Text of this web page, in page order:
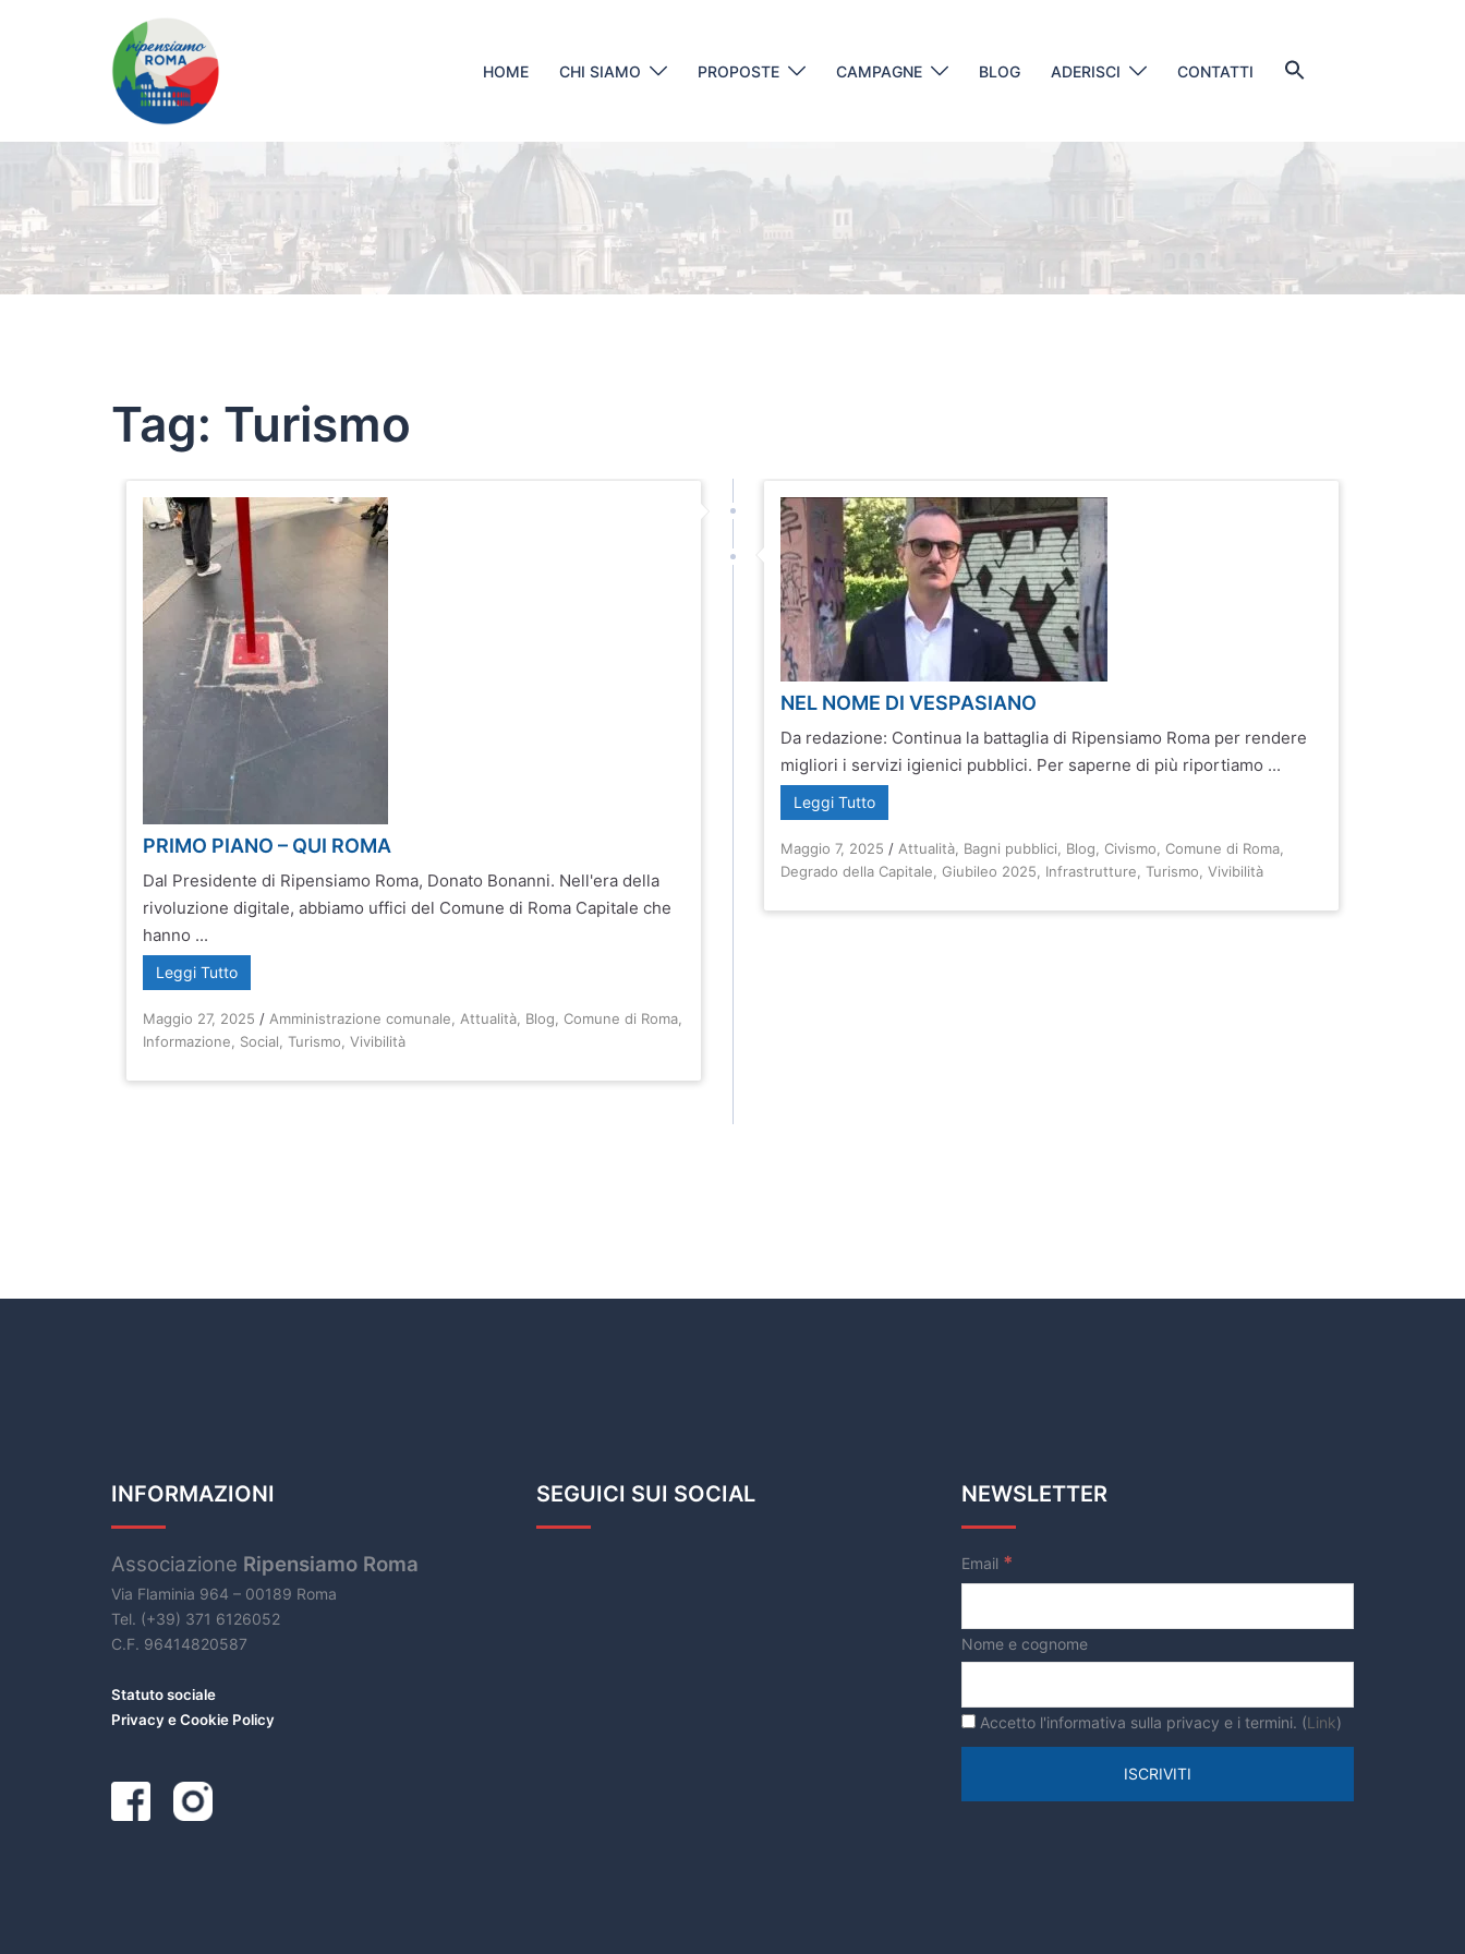
HOME CHI SIAMO PROPOSTE CAMPAGNE BLOG ADERISCI CONTATTI
Tag: Turismo
PRIMO PIANO – QUI ROMA
Dal Presidente di Ripensiamo Roma, Donato Bonanni. Nell'era della
rivoluzione digitale, abbiamo uffici del Comune di Roma Capitale che
hanno ...
Leggi Tutto
Maggio 27, 2025 / Amministrazione comunale Attualità Blog ,Comune di Roma
Informazione
Social ,Turismo ,Vivibilità
NEL NOME DI VESPASIANO
Da redazione: Continua la battaglia di Ripensiamo Roma per rendere
migliori i servizi igienici pubblici. Per saperne di più riportiamo ...
Leggi Tutto
Maggio 7, 2025 / Attualità Bagni pubblici Blog ,Civismo ,Comune di Roma
Degrado della Capitale ,Giubileo 2025 Infrastrutture ,Turismo ,Vivibilità
INFORMAZIONI
Associazione Ripensiamo Roma
Via Flaminia 964 – 00189 Roma
Tel. (+39) 371 6126052
C.F. 96414820587
Statuto sociale
Privacy e Cookie Policy
SEGUICI SUI SOCIAL NEWSLETTER
Email *
Nome e cognome
Accetto l'informativa sulla privacy e i termini. (Link)